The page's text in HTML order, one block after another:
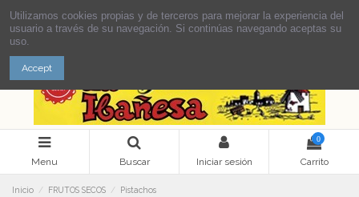
Menu Buscar Iniciar sesión
0
Carrito
Inicio FRUTOS SECOS Pistachos
Utilizamos cookies propias y de terceros para mejorar la experiencia del
usuario a través de su navegación. Si continúas navegando aceptas su
uso.
Accept